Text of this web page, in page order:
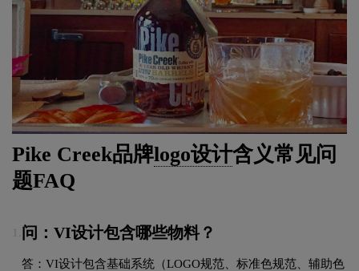
Pike Creek品牌logo设计含义常见问
题FAQ
问：VI设计包含哪些物料？
答：VI设计包含基础系统（LOGO规范、标准色规范、辅助色